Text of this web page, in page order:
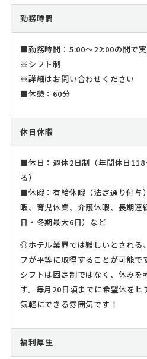
勤務時間
■勤務時間：5:00～22:00の間で
※シフト制
※詳細はお問い合わせください
■休憩：60分
休日休暇
■休日：週休2日制（年間休日
る）
■休暇：有給休暇（法定通り付与
暇、育児休業、介護休暇、長期連
日・冬期最大6日）など
◎ホテル業界では難しいとされる
フが平等に取得することが可能で
シフトは固定制ではなく、休みを
す。毎月20日頃までに希望休を
気軽にできる雰囲気です！
福利厚生